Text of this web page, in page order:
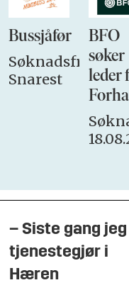
Bussjåfør
Søknadsfrist:
Snarest
BFO
søker
leder
– Siste gang jeg
tjenestegjør i
Hæren